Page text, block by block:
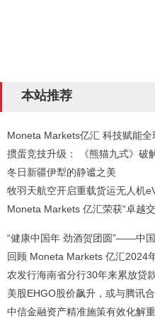
本站推荐
Moneta Markets亿汇 科技赋能
掼蛋竞技升级： 《熊猫九式》破
冬日新疆伊犁的静谧之美
牧羽天航空开启重载货运无人机
Moneta Markets 亿汇荣获“卓越交
“健康中国年 劲酒贺团圆”——中
回顾 Moneta Markets 亿汇2024
农发行海南省分行30年来累放贷
美股EHGO股价飙升，或与腾讯
中信金融资产精准施策有效化解